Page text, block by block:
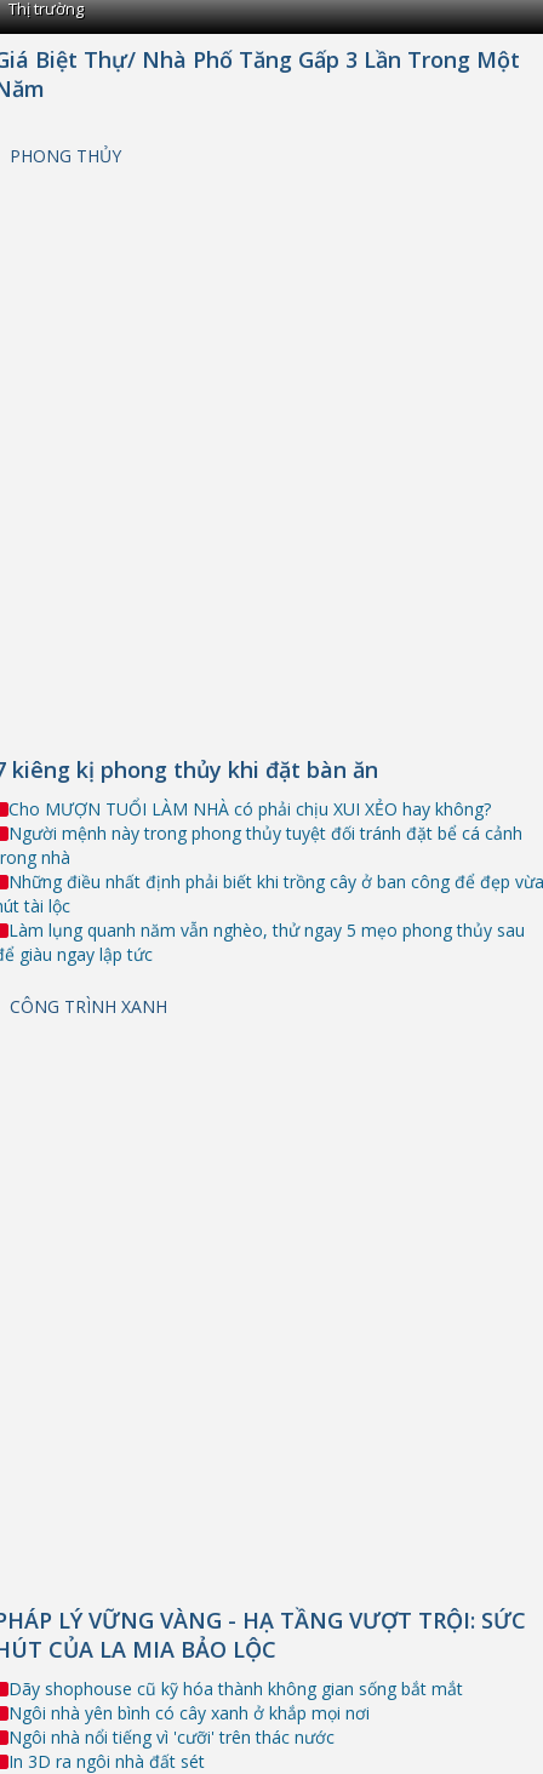
Thị trường
Biệt Thự/ Nhà Phố Tăng Gấp 3 Lần Trong Một
PHONG THỦY
kiêng kị phong thủy khi đặt bàn ăn
Cho MƯỢN TUỔI LÀM NHÀ có phải chịu XUI XẺO hay không?
Người mệnh này trong phong thủy tuyệt đối tránh đặt bể cá cảnh
nhà
Những điều nhất định phải biết khi trồng cây ở ban công để đẹp vừa
tài lộc
Làm lụng quanh năm vẫn nghèo, thử ngay 5 mẹo phong thủy sau
giàu ngay lập tức
CÔNG TRÌNH XANH
LÝ VỮNG VÀNG - HẠ TẦNG VƯỢT TRỘI: SỨC
CỦA LA MIA BẢO LỘC
Dãy shophouse cũ kỹ hóa thành không gian sống bắt mắt
Ngôi nhà yên bình có cây xanh ở khắp mọi nơi
Ngôi nhà nổi tiếng vì 'cưỡi' trên thác nước
In 3D ra ngôi nhà đất sét